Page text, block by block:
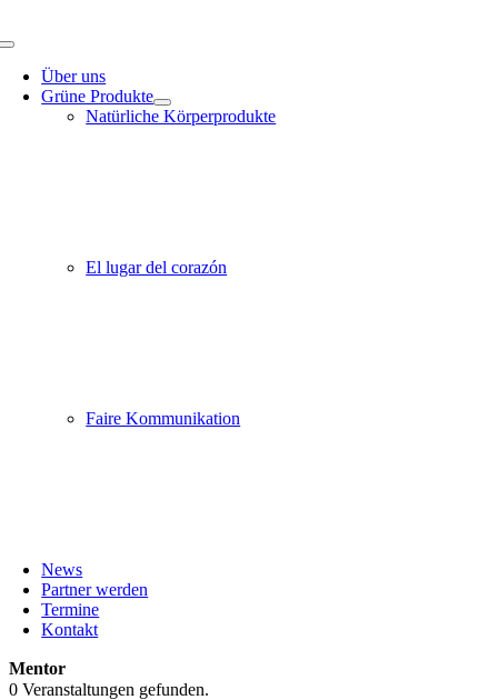
Inhalt
Toggle
NavigationÜber uns
Grüne Produkte
Natürliche Körperprodukte
El lugar del corazón
Faire Kommunikation
News
Partner werden
Termine
Kontakt
Mentor
0 Veranstaltungen gefunden.